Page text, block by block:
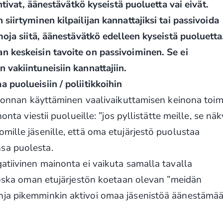
äänestävätkö kyseistä puoluetta vai eivät.
siirtyminen kilpailijan kannattajiksi tai passivoida
siitä, äänestävätkö edelleen kyseistä
keskeisin tavoite on passivoiminen. Se ei
vakiintuneisiin kannattajiin.
puolueisiin / poliitikkoihin
käyttäminen vaalivaikuttamisen keinona
viestii puolueille: ”jos pyllistätte meille, se
jäsenille, että oma etujärjestö puolustaa
puolesta.
mainonta ei vaikuta samalla tavalla
oman etujärjestön koetaan olevan ”meidän
pikemminkin aktivoi omaa jäsenistöä